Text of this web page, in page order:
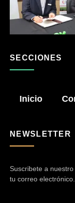
SECCIONES
Inicio
NEWSLETTER
Suscribete a
tu correo electrónico.